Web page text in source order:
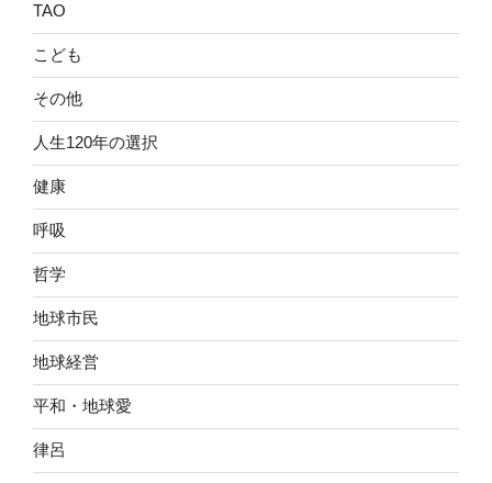
TAO
こども
その他
人生120年の選択
健康
呼吸
哲学
地球市民
地球経営
平和・地球愛
律呂